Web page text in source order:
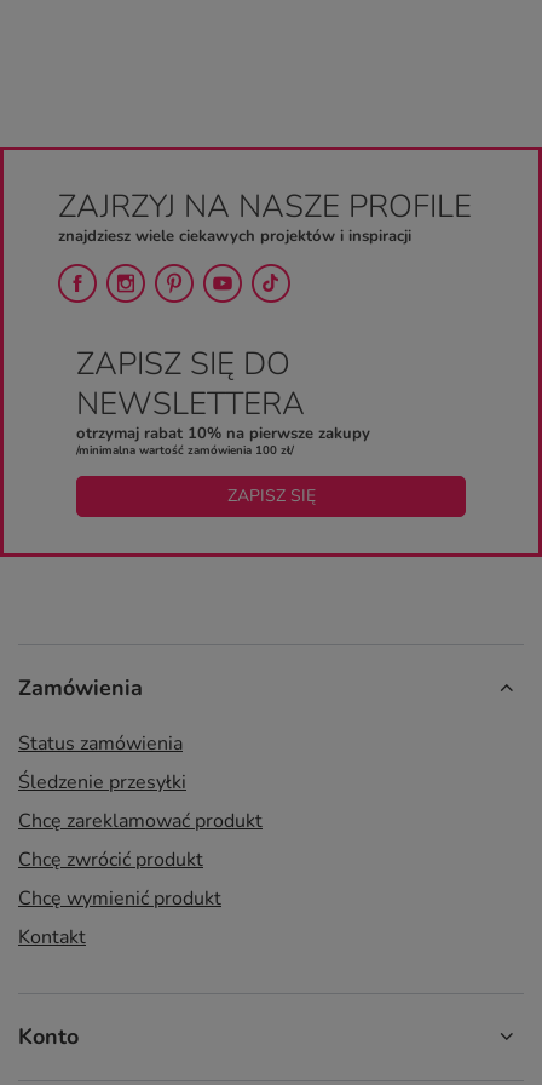
ZAJRZYJ NA NASZE PROFILE
znajdziesz wiele ciekawych projektów i inspiracji
ZAPISZ SIĘ DO
NEWSLETTERA
otrzymaj rabat 10% na pierwsze zakupy
/minimalna wartość zamówienia 100 zł/
ZAPISZ SIĘ
Zamówienia
Status zamówienia
Śledzenie przesyłki
Chcę zareklamować produkt
Chcę zwrócić produkt
Chcę wymienić produkt
Kontakt
Konto